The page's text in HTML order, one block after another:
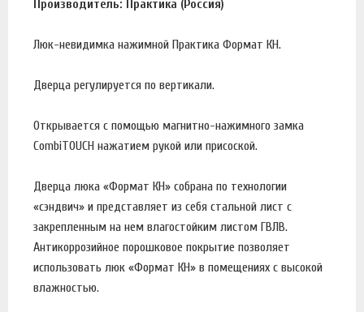
Производитель: Практика (Россия)
Люк-невидимка нажимной Практика Формат КН.
Дверца регулируется по вертикали.
Открывается с помощью магнитно-нажимного замка
CombiTOUCH нажатием рукой или присоской.
Дверца люка «Формат КН» собрана по технологии
«сэндвич» и представляет из себя стальной лист с
закрепленным на нем влагостойким листом ГВЛВ.
Антикоррозийное порошковое покрытие позволяет
использовать люк «Формат КН» в помещениях с высокой
влажностью.